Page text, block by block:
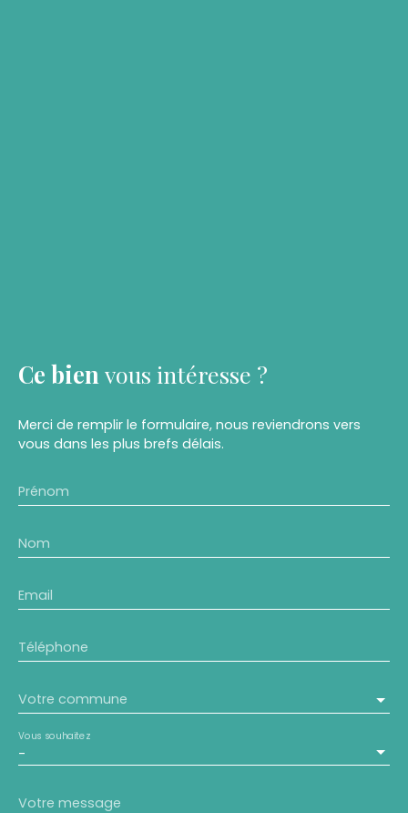
Ce bien vous intéresse ?
Merci de remplir le formulaire, nous reviendrons vers
vous dans les plus brefs délais.
Prénom
Nom
Email
Téléphone
Votre commune
-
Vous souhaitez
Votre message